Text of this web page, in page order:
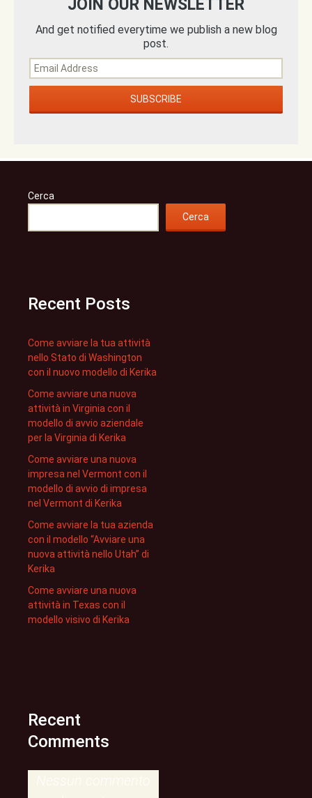
JOIN OUR NEWSLETTER
And get notified everytime we publish a new blog
post.
Cerca
Cerca
Recent Posts
Come avviare la tua attività
nello Stato di Washington
con il nuovo modello di Kerika
Come avviare una nuova
attività in Virginia con il
modello di avvio aziendale
per la Virginia di Kerika
Come avviare una nuova
impresa nel Vermont con il
modello di avvio di impresa
nel Vermont di Kerika
Come avviare la tua azienda
con il modello “Avviare una
nuova attività nello Utah” di
Kerika
Come avviare una nuova
attività in Texas con il
modello visivo di Kerika
Recent
Comments
Nessun commento